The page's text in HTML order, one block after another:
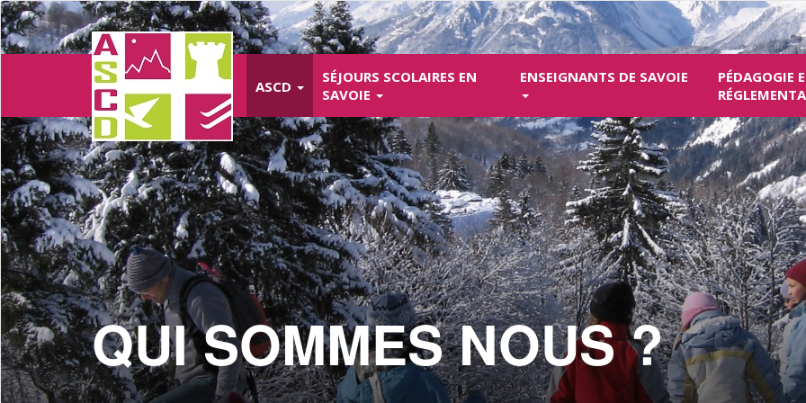
Aller
au
contenu
ASCD
SÉJOURS SCOLAIRES EN
SAVOIE
ENSEIGNANTS DE SAVOIE
PÉDAGOGIE
QUI SOMMES NOUS ?